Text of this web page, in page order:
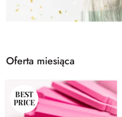
Oferta miesiąca
BEST
PRICE